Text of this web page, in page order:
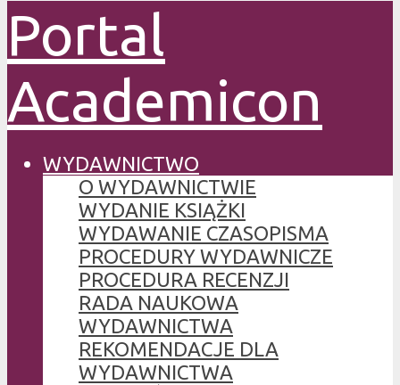
Portal
Academicon
WYDAWNICTWO
O WYDAWNICTWIE
WYDANIE KSIĄŻKI
WYDAWANIE CZASOPISMA
PROCEDURY WYDAWNICZE
PROCEDURA RECENZJI
RADA NAUKOWA
WYDAWNICTWA
REKOMENDACJE DLA
WYDAWNICTWA